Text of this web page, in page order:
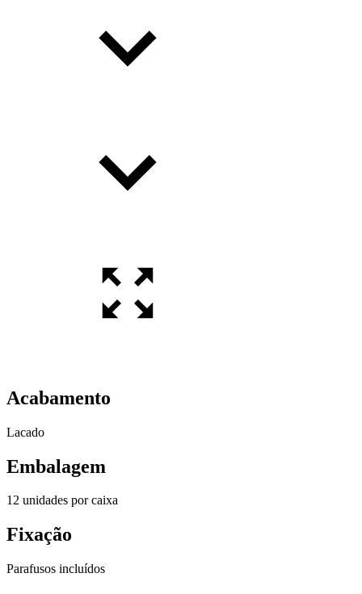
Acabamento
Lacado
Embalagem
12 unidades por caixa
Fixação
Parafusos incluídos